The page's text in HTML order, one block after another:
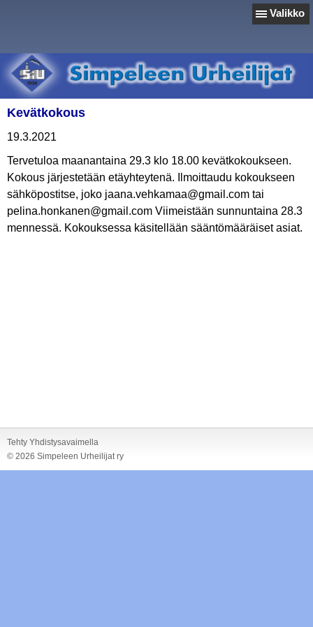
Valikko
Kevätkokous
19.3.2021
Tervetuloa maanantaina 29.3 klo 18.00 kevätkokoukseen.
Kokous järjestetään etäyhteytenä. Ilmoittaudu kokoukseen
sähköpostitse, joko jaana.vehkamaa@gmail.com tai
pelina.honkanen@gmail.com Viimeistään sunnuntaina 28.3
mennessä. Kokouksessa käsitellään sääntömääräiset asiat.
Tehty Yhdistysavaimella
© 2026 Simpeleen Urheilijat ry